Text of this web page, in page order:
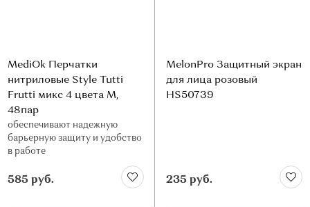
MediOk Перчатки
нитриловые Style Tutti
Frutti микс 4 цвета M,
48пар
обеспечивают надежную
барьерную защиту и удобство
в работе
585 руб.
MelonPro Защитный экран
для лица розовый
HS50739
235 руб.